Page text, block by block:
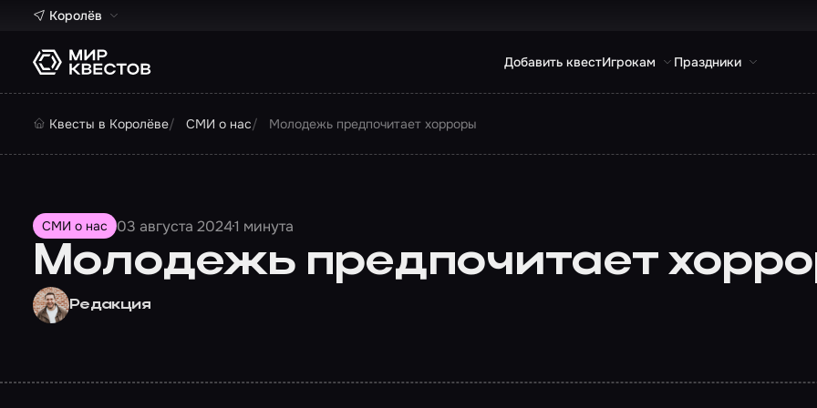
Королёв
Добавить квестИгрокам Праздники
Квесты в Королёве СМИ о нас Молодежь предпочитает хорроры
СМИ о нас 03 августа 20241 минута
Молодежь предпочитает
Редакция